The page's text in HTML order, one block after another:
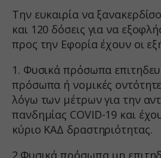
Την ευκαιρία να
και 120 δόσεις για να
προς την Εφορία έχουν οι
1. Φυσικά πρόσωπα
πρόσωπα ή νομικές
λόγω των μέτρων για την
πανδημίας COVID-19 και
κύριο ΚΑΔ δραστηριότητας.
2.Φυσικά πρόσωπα μη